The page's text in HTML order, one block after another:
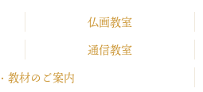
仏画教室
通信教室
教材のご案内